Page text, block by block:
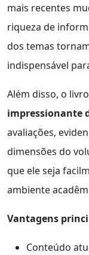
mais recentes
riqueza de
dos temas
indispensável
Além disso, o
impressionante
avaliações,
dimensões do
que ele seja
ambiente
Vantagens
Conteúdo